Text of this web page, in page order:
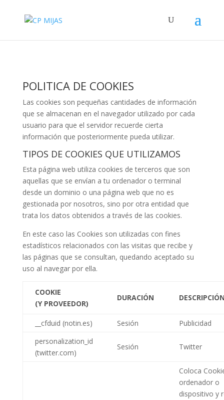
POLITICA DE COOKIES
Las cookies son pequeñas cantidades de información
que se almacenan en el navegador utilizado por cada
usuario para que el servidor recuerde cierta
información que posteriormente pueda utilizar.
TIPOS DE COOKIES QUE UTILIZAMOS
Esta página web utiliza cookies de terceros que son
aquellas que se envían a tu ordenador o terminal
desde un dominio o una página web que no es
gestionada por nosotros, sino por otra entidad que
trata los datos obtenidos a través de las cookies.
En este caso las Cookies son utilizadas con fines
estadísticos relacionados con las visitas que recibe y
las páginas que se consultan, quedando aceptado su
uso al navegar por ella.
COOKIE
(Y PROVEEDOR)
DURACIÓN
__cfduid (notin.es) Sesión
Publicidad
personalization_id
(twitter.com)
Sesión Twitter
Coloca
ordenador o
dispositivo y